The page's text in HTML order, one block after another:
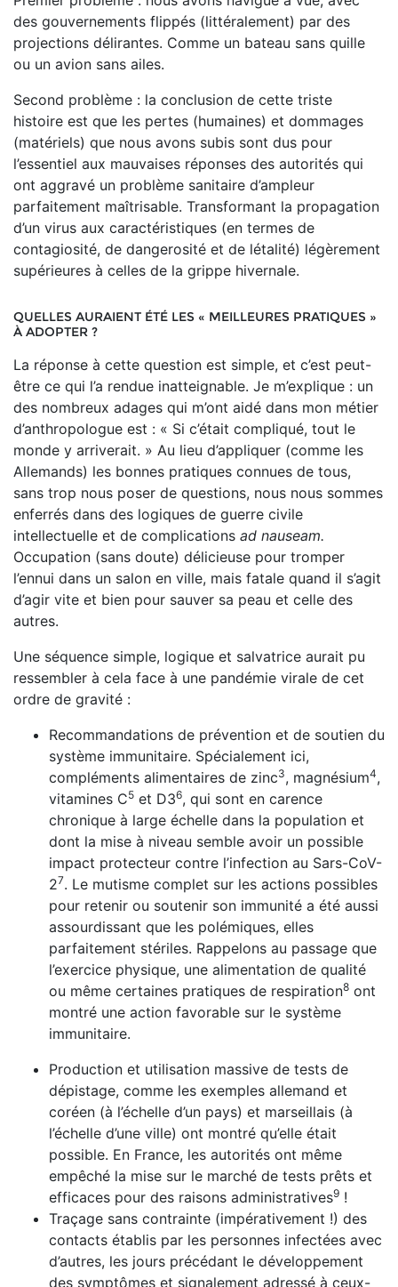
des gouvernements flippés (littéralement) par des
projections déli­rantes. Comme un bateau sans quille
ou un avion sans ailes.
Second problème : la conclusion de cette triste
histoire est que les pertes (humaines) et dommages
(matériels) que nous avons subis sont dus pour
l’essentiel aux mauvaises réponses des autorités qui
ont aggravé un problème sanitaire d’am­pleur
parfaitement maîtrisable. Transformant la propagation
d’un virus aux caractéristiques (en termes de
contagiosité, de dangerosité et de létalité) légèrement
supérieures à celles de la grippe hivernale.
QUELLES AURAIENT ÉTÉ LES « MEILLEURES PRATIQUES »
À ADOPTER ?
La réponse à cette question est simple, et c’est peut-
être ce qui l’a rendue inatteignable. Je m’explique : un
des nombreux adages qui m’ont aidé dans mon métier
d’anthropologue est : « Si c’était compliqué, tout le
monde y arriverait. » Au lieu d’appliquer (comme les
Allemands) les bonnes pratiques connues de tous,
sans trop nous poser de questions, nous nous sommes
enferrés dans des logiques de guerre civile
intellectuelle et de complications ad nauseam.
Occupation (sans doute) délicieuse pour tromper
l’ennui dans un salon en ville, mais fatale quand il s’agit
d’agir vite et bien pour sauver sa peau et celle des
autres.
Une séquence simple, logique et salvatrice aurait pu
ressem­bler à cela face à une pandémie virale de cet
ordre de gravité :
Recommandations de prévention et de soutien du
sys­tème immunitaire. Spécialement ici,
compléments ali­mentaires de zinc3, magnésium4,
vitamines C5 et D36, qui sont en carence
chronique à large échelle dans la popu­lation et
dont la mise à niveau semble avoir un possible
impact protecteur contre l’infection au Sars-CoV-
27. Le mutisme complet sur les actions possibles
pour retenir ou soutenir son immunité a été aussi
assourdissant que les polémiques, elles
parfaitement stériles. Rappelons au passage que
l’exercice physique, une alimentation de qualité
ou même certaines pratiques de respiration8 ont
montré une action favorable sur le système
immunitaire.
Production et utilisation massive de tests de
dépistage, comme les exemples allemand et
coréen (à l’échelle d’un pays) et marseillais (à
l’échelle d’une ville) ont montré qu’elle était
possible. En France, les autorités ont même
empêché la mise sur le marché de tests prêts et
efficaces pour des raisons administratives9 !
Traçage sans contrainte (impérativement !) des
contacts établis par les personnes infectées avec
d’autres, les jours précédant le développement
des symptômes et signale­ment adressé à ceux-